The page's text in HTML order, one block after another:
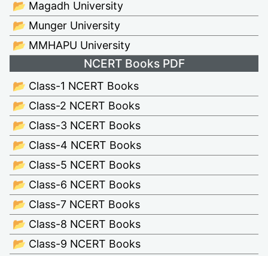
📂 Magadh University
📂 Munger University
📂 MMHAPU University
NCERT Books PDF
📂 Class-1 NCERT Books
📂 Class-2 NCERT Books
📂 Class-3 NCERT Books
📂 Class-4 NCERT Books
📂 Class-5 NCERT Books
📂 Class-6 NCERT Books
📂 Class-7 NCERT Books
📂 Class-8 NCERT Books
📂 Class-9 NCERT Books